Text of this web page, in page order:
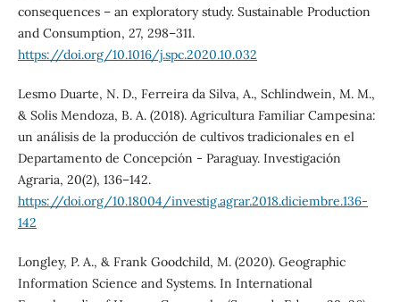
consequences – an exploratory study. Sustainable Production
and Consumption, 27, 298–311.
https://doi.org/10.1016/j.spc.2020.10.032
Lesmo Duarte, N. D., Ferreira da Silva, A., Schlindwein, M. M.,
& Solis Mendoza, B. A. (2018). Agricultura Familiar Campesina:
un análisis de la producción de cultivos tradicionales en el
Departamento de Concepción - Paraguay. Investigación
Agraria, 20(2), 136–142.
https://doi.org/10.18004/investig.agrar.2018.diciembre.136-
142
Longley, P. A., & Frank Goodchild, M. (2020). Geographic
Information Science and Systems. In International